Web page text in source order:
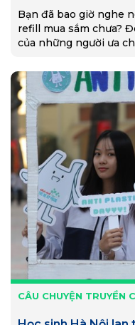
Bạn đã bao giờ nghe
refill mua sắm chưa?
của những người ưa
CÂU CHUYỆN TRUYỀN